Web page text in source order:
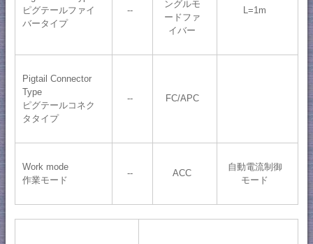
ピグテールファイ
バータイプ
--
ングルモ
ードファ
イバー
L=1m
Pigtail Connector
Type
ピグテールコネク
タタイプ
-- FC/APC
Work mode
作業モード
-- ACC
自動電流制御
モード